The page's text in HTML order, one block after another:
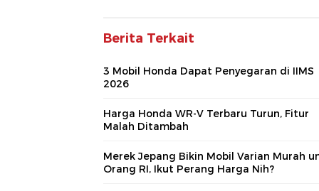
Berita Terkait
3 Mobil Honda Dapat Penyegaran di IIMS
2026
Harga Honda WR-V Terbaru Turun, Fitur
Malah Ditambah
Merek Jepang Bikin Mobil Varian Murah
Orang RI, Ikut Perang Harga Nih?